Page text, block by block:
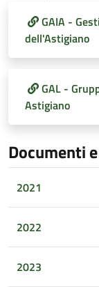
GAIA -
dell'Astigiano
GAL -
Astigiano
Documenti
2021
2022
2023